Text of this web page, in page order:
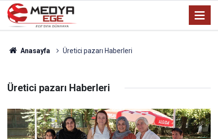
Anasayfa Üretici pazarı Haberleri
Üretici pazarı Haberleri